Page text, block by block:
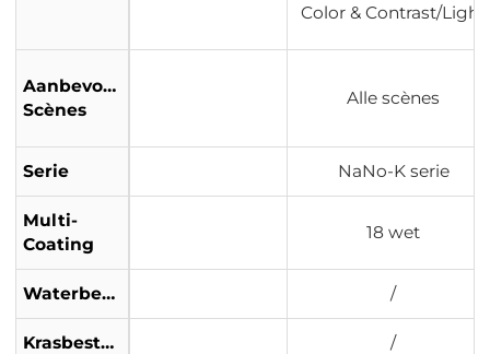
Color & Contrast/Light
Aanbevolen
Scènes
Alle scènes
Serie NaNo-K serie
Multi-
Coating
18 wet
Waterbestendig /
Krasbestendig /